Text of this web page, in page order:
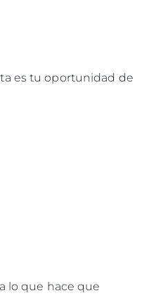
es tu oportunidad de
lo que hace que